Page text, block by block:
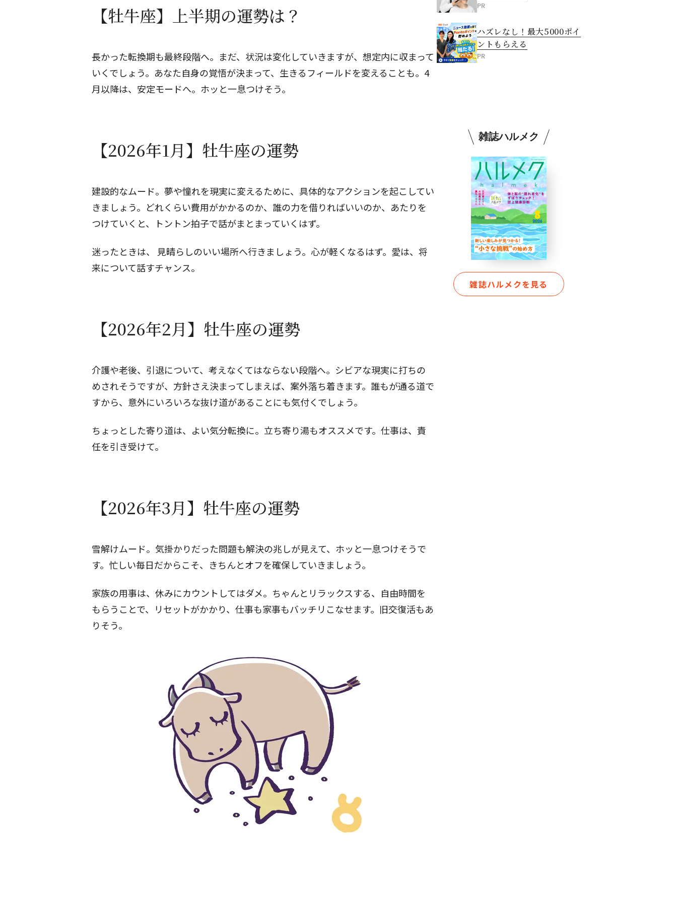
【牡牛座】上半期の運勢は？
長かった転換期も最終段階へ。まだ、状況は変化していきますが、想定内に収まって
いくでしょう。あなた自身の覚悟が決まって、生きるフィールドを変えることも。4
月以降は、安定モードへ。ホッと一息つけそう。
【2026年1月】牡牛座の運勢
建設的なムード。夢や憧れを現実に変えるために、具体的なアクションを起こしてい
きましょう。どれくらい費用がかかるのか、誰の力を借りればいいのか、あたりを
つけていくと、トントン拍子で話がまとまっていくはず。
迷ったときは、
見晴らしのいい場所へ行きましょう。心が軽くなるはず。愛は、将
来について話すチャンス。
【2026年2月】牡牛座の運勢
介護や老後、引退について、考えなくてはならない段階へ。シビアな現実に打ちの
めされそうですが、方針さえ決まってしまえば、案外落ち着きます。誰もが通る道で
すから、意外にいろいろな抜け道があることにも気付くでしょう。
ちょっとした寄り道は、よい気分転換に。立ち寄り湯もオススメです。仕事は、責
任を引き受けて。
【2026年3月】牡牛座の運勢
雪解けムード。気掛かりだった問題も解決の兆しが見えて、ホッと一息つけそうで
す。忙しい毎日だからこそ、きちんとオフを確保していきましょう。
家族の用事は、休みにカウントしてはダメ。ちゃんとリラックスする、自由時間を
もらうことで、リセットがかかり、仕事も家事もバッチリこなせます。旧交復活もあ
りそう。
PR
ハズレなし！最大5000ポイ
ントもらえる
PR
雑誌ハルメク
雑誌ハルメクを見る
閉じる